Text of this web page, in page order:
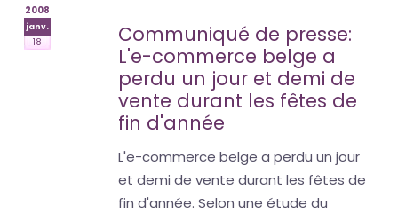
2008
janv.
18
Communiqué de presse:
L'e-commerce belge a
perdu un jour et demi de
vente durant les fêtes de
fin d'année
L'e-commerce belge a perdu un jour
et demi de vente durant les fêtes de
fin d'année. Selon une étude du